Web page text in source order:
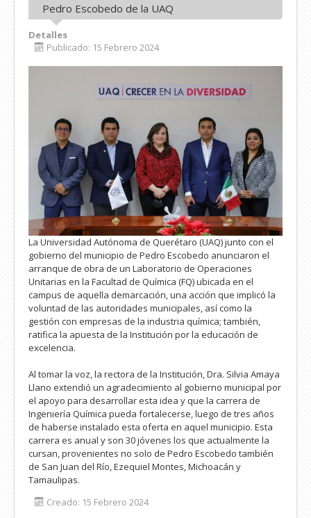
Pedro Escobedo de la UAQ
Detalles
Publicado: 15 Febrero 2024
La Universidad Autónoma de Querétaro (UAQ) junto con el
gobierno del municipio de Pedro Escobedo anunciaron el
arranque de obra de un Laboratorio de Operaciones
Unitarias en la Facultad de Química (FQ) ubicada en el
campus de aquella demarcación, una acción que implicó la
voluntad de las autoridades municipales, así como la
gestión con empresas de la industria química; también,
ratifica la apuesta de la Institución por la educación de
excelencia.
Al tomar la voz, la rectora de la Institución, Dra. Silvia Amaya
Llano extendió un agradecimiento al gobierno municipal por
el apoyo para desarrollar esta idea y que la carrera de
Ingeniería Química pueda fortalecerse, luego de tres años
de haberse instalado esta oferta en aquel municipio. Esta
carrera es anual y son 30 jóvenes los que actualmente la
cursan, provenientes no solo de Pedro Escobedo también
de San Juan del Río, Ezequiel Montes, Michoacán y
Tamaulipas.
Creado: 15 Febrero 2024